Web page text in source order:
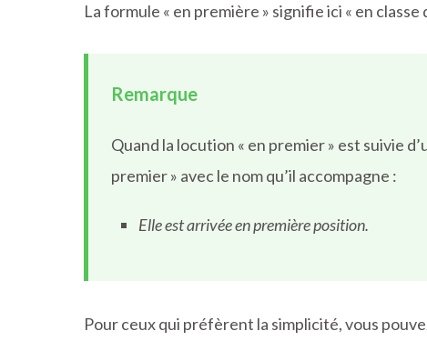
La formule « en première » signifie ici « en classe
Remarque
Quand la locution « en premier » est suivie
premier » avec le nom qu’il accompagne :
Elle est arrivée en première position.
Pour ceux qui préfèrent la simplicité, vous